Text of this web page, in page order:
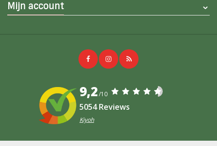
Mijn account
9,2/10
5054 Reviews
Kiyoh